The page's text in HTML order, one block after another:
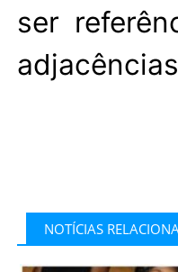
ser
NOTÍCIAS